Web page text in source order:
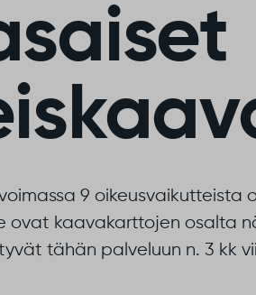
9 oikeusvaikutteista
ovat kaavakarttojen osalta
tähän palveluun n. 3 kk